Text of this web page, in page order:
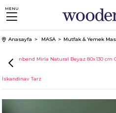
MENU
Anasayfa MASA Mutfak & Yemek
Woodenbend Mirla Natural Beyaz 80x130 cm
İskandinav Tarz